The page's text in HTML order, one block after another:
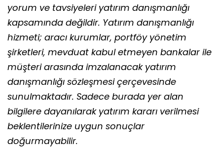
yorum ve tavsiyeleri yatırım danışmanlığı
kapsamında değildir. Yatırım danışmanlığı
hizmeti; aracı kurumlar, portföy yönetim
şirketleri, mevduat kabul etmeyen bankalar ile
müşteri arasında imzalanacak yatırım
danışmanlığı sözleşmesi çerçevesinde
sunulmaktadır. Sadece burada yer alan
bilgilere dayanılarak yatırım kararı verilmesi
beklentilerinize uygun sonuçlar
doğurmayabilir.